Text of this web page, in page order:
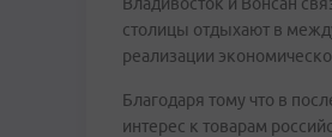
столицы отдыхают в
реализации
Благодаря тому что в
интерес к товарам